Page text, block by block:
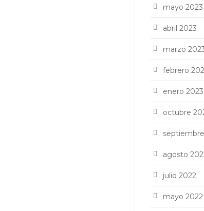
mayo 2023
abril 2023
marzo
febrero
enero 2023
octubre
agosto
julio 2022
mayo 2022